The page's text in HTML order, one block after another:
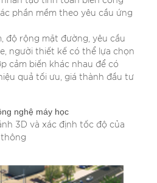
phần mềm theo yêu cầu ứng
độ rộng mặt đường, yêu cầu
người thiết kế có thể lựa chọn
cảm biến khác nhau để có
quả tối ưu, giá thành đầu tư
nghệ máy học
3D và xác định tốc độ của